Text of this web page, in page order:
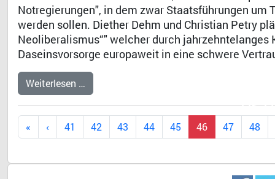
Dr.
Notregierungen", in dem zwar Staatsführungen
werden sollen. Diether Dehm und Christian Petry
Neoliberalismus“" welcher durch
Daseinsvorsorge europaweit in eine schwere
Weiterlesen …
41 42 43 44 45 46 47 48